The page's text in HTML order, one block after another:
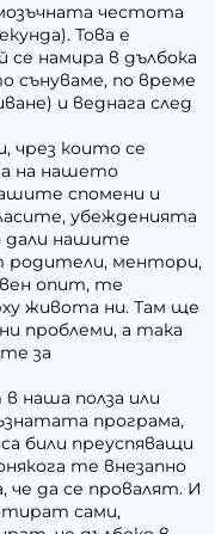
честота
Това е
намира в дълбока
сънуваме, по време
и веднага след
чрез които се
на нашето
спомени и
убежденията
дали нашите
родители, ментори,
опит, те
живота ни. Там ще
проблеми, а така
за
наша полза или
програма,
били преуспяващи
те внезапно
че да се провалят. И
сами,